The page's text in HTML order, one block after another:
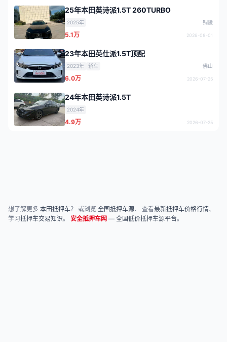
25年本田英诗派1.5T 260TURBO
2025年 铜陵
5.1万 2026-08-01
23年本田英仕派1.5T顶配
2023年 轿车 佛山
6.0万 2026-07-25
24年本田英诗派1.5T
2024年
4.9万 2026-07-25
想了解更多 本田抵押车？ 或浏览 全国抵押车源、 查看最新抵押车价格行情、
学习抵押车交易知识。 安全抵押车网 — 全国低价抵押车源平台。